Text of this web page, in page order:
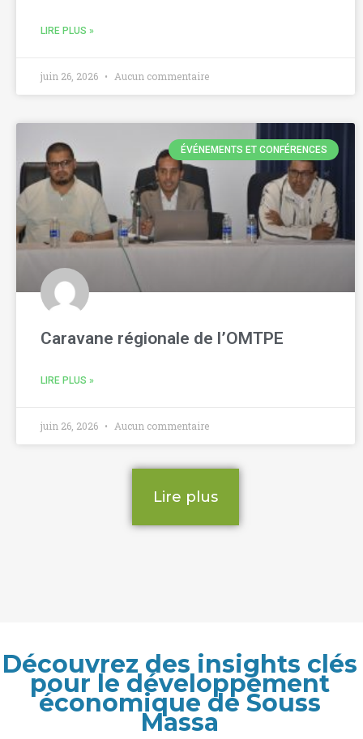
LIRE PLUS »
juin 26, 2026 Aucun commentaire
ÉVÉNEMENTS ET CONFÉRENCES
Caravane régionale de l’OMTPE
LIRE PLUS »
juin 26, 2026 Aucun commentaire
Lire plus
Découvrez des insights clés
pour le développement
économique de Souss
Massa